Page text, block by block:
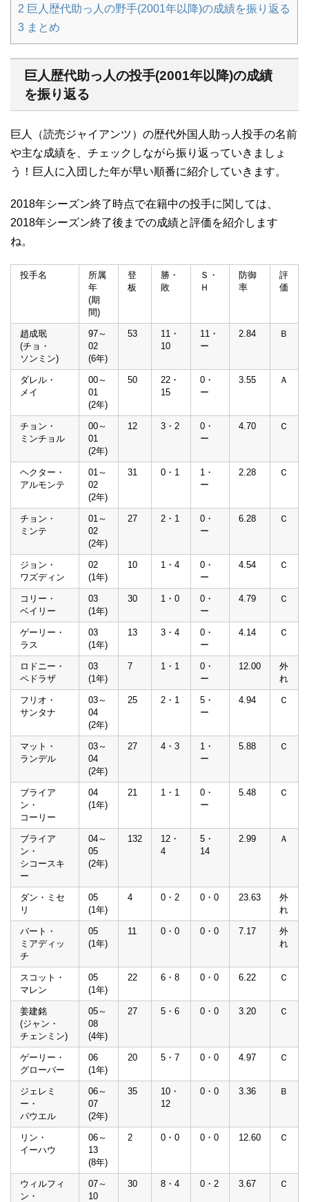
2 巨人歴代助っ人の野手(2001年以降)の成績を振り返る
3 まとめ
巨人歴代助っ人の投手(2001年以降)の成績
を振り返る
巨人（読売ジャイアンツ）の歴代外国人助っ人投手の名前
や主な成績を、チェックしながら振り返っていきましょ
う！巨人に入団した年が早い順番に紹介していきます。
2018年シーズン終了時点で在籍中の投手に関しては、
2018年シーズン終了後までの成績と評価を紹介します
ね。
投手名
所属
年
(期
間)
登
板
勝・
敗
Ｓ・
Ｈ
防御
率
評
価
趙成珉
(チョ・
ソンミン)
97～
02
(6年)
53
11・
10
11・
ー
2.84 Ｂ
ダレル・
メイ
00～
01
(2年)
50
22・
15
0・
ー
3.55 Ａ
チョン・
ミンチョル
00～
01
(2年)
12 3・2
0・
ー
4.70 Ｃ
ヘクター・
アルモンテ
01～
02
(2年)
31 0・1
1・
ー
2.28 Ｃ
チョン・
ミンテ
01～
02
(2年)
27 2・1
0・
ー
6.28 Ｃ
ジョン・
ワズディン
02
(1年)
10 1・4
0・
ー
4.54 Ｃ
コリー・
ベイリー
03
(1年)
30 1・0
0・
ー
4.79 Ｃ
ゲーリー・
ラス
03
(1年)
13 3・4
0・
ー
4.14 Ｃ
ロドニー・
ペドラザ
03
(1年)
7 1・1
0・
ー
12.00
外
れ
フリオ・
サンタナ
03～
04
(2年)
25 2・1
5・
ー
4.94 Ｃ
マット・
ランデル
03～
04
(2年)
27 4・3
1・
ー
5.88 Ｃ
ブライア
ン・
コーリー
04
(1年)
21 1・1
0・
ー
5.48 Ｃ
ブライア
ン・
シコースキ
ー
04～
05
(2年)
132
12・
4
5・
14
2.99 Ａ
ダン・ミセ
リ
05
(1年)
4 0・2 0・0 23.63
外
れ
バート・
ミアディッ
チ
05
(1年)
11 0・0 0・0 7.17
外
れ
スコット・
マレン
05
(1年)
22 6・8 0・0 6.22 Ｃ
姜建銘
(ジャン・
チェンミン)
05～
08
(4年)
27 5・6 0・0 3.20 Ｃ
ゲーリー・
グローバー
06
(1年)
20 5・7 0・0 4.97 Ｃ
ジェレミ
ー・
パウエル
06～
07
(2年)
35
10・
12
0・0 3.36 Ｂ
リン・
イーハウ
06～
13
(8年)
2 0・0 0・0 12.60 Ｃ
ウィルフィ
ン・
07～
10
30 8・4 0・2 3.67 Ｃ